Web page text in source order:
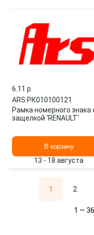
6.11 p.
ARS·РК010100121
Рамка номерного знака
защелкой 'RENAULT'
В корзину
13 - 18 августа
1 2
1 —